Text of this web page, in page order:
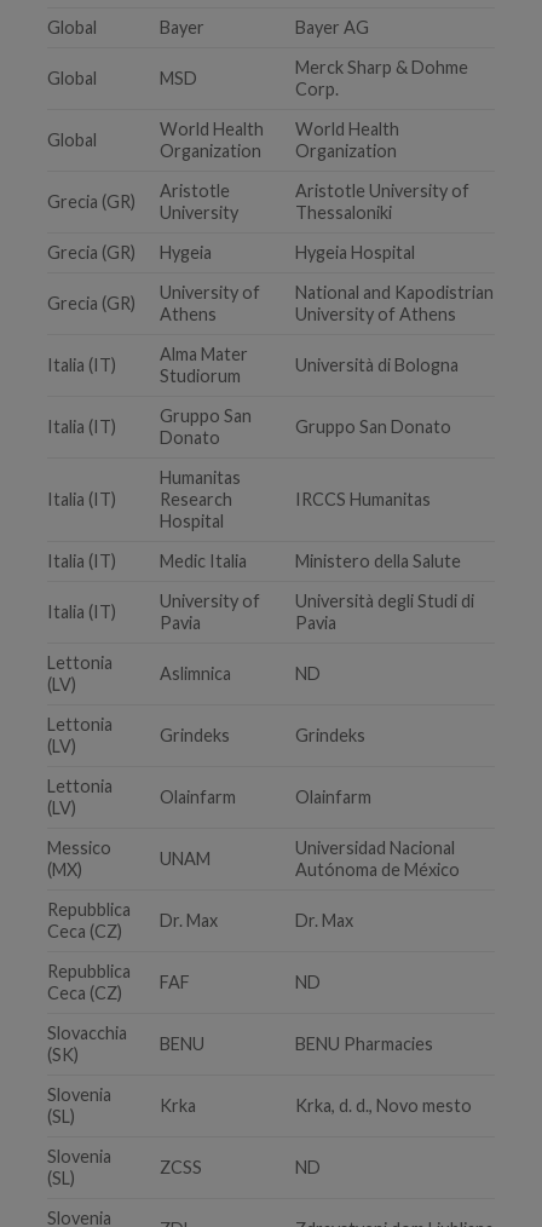
Global Bayer Bayer AG
Global MSD
Merck Sharp & Dohme
Corp.
Global
World Health
Organization
World Health
Organization
Grecia (GR)
Aristotle
University
Aristotle University of
Thessaloniki
Grecia (GR)
Hygeia Hygeia Hospital
Grecia (GR)
University of
Athens
National and Kapodistrian
University of Athens
Italia (IT)
Alma Mater
Studiorum
Università di Bologna
Italia (IT)
Gruppo San
Donato
Gruppo San Donato
Italia (IT)
Humanitas
Research
Hospital
IRCCS Humanitas
Italia (IT) Medic Italia Ministero della Salute
Italia (IT)
University of
Pavia
Università degli Studi di
Pavia
Lettonia
(LV)
Aslimnica ND
Lettonia
(LV)
Grindeks Grindeks
Lettonia
(LV)
Olainfarm Olainfarm
Messico
(MX)
UNAM
Universidad Nacional
Autónoma de México
Repubblica
Ceca (CZ)
Dr. Max Dr. Max
Repubblica
Ceca (CZ)
FAF ND
Slovacchia
(SK)
BENU BENU Pharmacies
Slovenia
(SL)
Krka Krka, d. d., Novo mesto
Slovenia
(SL)
ZCSS ND
Slovenia